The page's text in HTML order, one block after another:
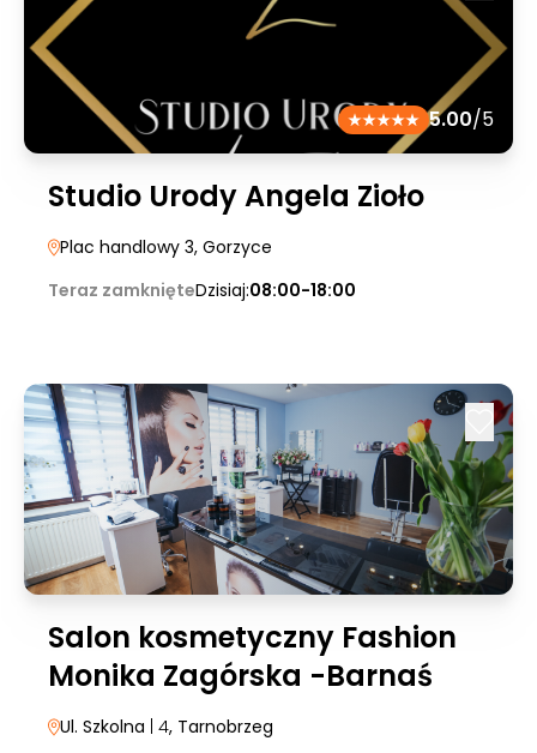
5.00/5
Studio Urody Angela Zioło
Plac handlowy 3, Gorzyce
Teraz zamknięteDzisiaj:08:00-18:00
Salon kosmetyczny Fashion
Monika Zagórska -Barnaś
Ul. Szkolna | 4, Tarnobrzeg